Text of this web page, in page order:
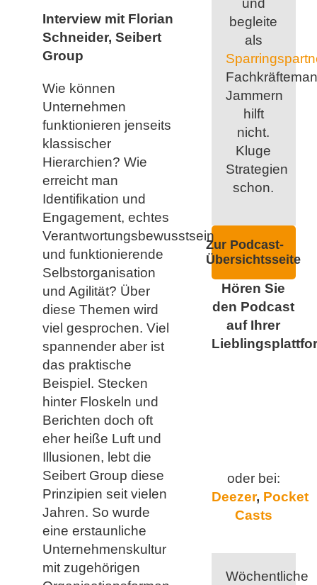
Interview mit Florian
Schneider, Seibert
Group
Wie können
Unternehmen
funktionieren jenseits
klassischer
Hierarchien? Wie
erreicht man
Identifikation und
Engagement, echtes
Verantwortungsbewusstsein
und funktionierende
Selbstorganisation
und Agilität? Über
diese Themen wird
viel gesprochen. Viel
spannender aber ist
das praktische
Beispiel. Stecken
hinter Floskeln und
Berichten doch oft
eher heiße Luft und
Illusionen, lebt die
Seibert Group diese
Prinzipien seit vielen
Jahren. So wurde
eine erstaunliche
Unternehmenskultur
mit zugehörigen
und
begleite
als
Jammern
hilft
nicht.
Kluge
Strategien
schon.
Zur Podcast-
Übersichtsseite
Hören Sie
den Podcast
auf Ihrer
oder bei:
Deezer, Pocket
Casts
Wöchentliche